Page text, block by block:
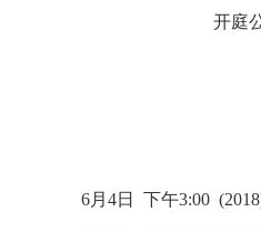
开庭
6月4日 下午3:00